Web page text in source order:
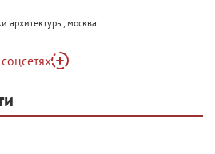
архитектуры, москва
Дзен